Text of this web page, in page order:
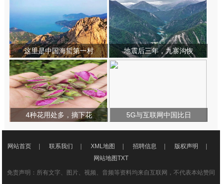
这里是中国海蜇第一村 地震后三年，九寨沟恢
4种花用处多，摘下花 5G与互联网中国比日
网站首页 联系我们 XML地图 招聘信息 版权声明
网站地图TXT
免责声明：所有文字、图片、视频、音频等资料均来自互联网，不代表本站赞同